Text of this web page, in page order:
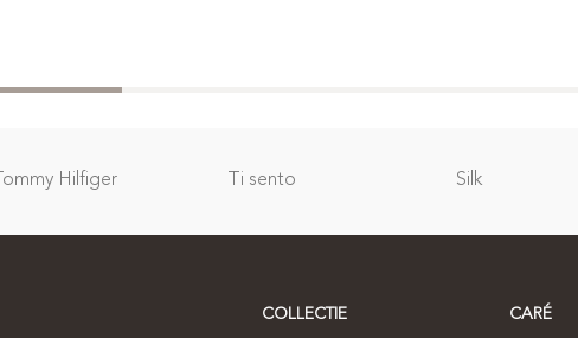
Tommy Hilfiger Ti sento Silk
COLLECTIE CARÉ